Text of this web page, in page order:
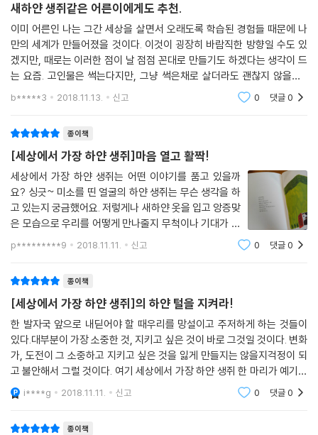
새하얀 생쥐같은 어른이에게도 추천.
이미 어른인 나는 그간 세상을 살면서 오래도록 학습된 경험들 때문에 나
만의 세계가 만들어졌을 것이다. 이것이 굉장히 바람직한 방향일 수도 있
겠지만, 때로는 이러한 점이 날 점점 꼰대로 만들기도 하겠다는 생각이 드
는 요즘. 고인물은 썩는다지만, 그냥 썩은채로 살더라도 괜찮지 않을까...
아주 썩지만 않는다면. 게다가 그 과정에서 내 새하얀 마음이 다치고 더럽
b*****3 2018.11.13. 신고 0 댓글0
종이책
[세상에서 가장 하얀 생쥐]마음 열고 활짝!
세상에서 가장 하얀 생쥐는 어떤 이야기를 품고 있을까
요? 싱긋~ 미소를 띤 얼굴의 하얀 생쥐는 무슨 생각을 하
고 있는지 궁금했어요. 저렇게나 새하얀 옷을 입고 앙증맞
은 모습으로 우리를 어떻게 만나줄지 무척이나 기대가 되
었답니다. 그림에서부터 작가의 위트가 느껴졌어요. 배경
을 그대로 활용해 전경인듯 배경인 듯 생쥐를 형태를 마음
p*********9 2018.11.11. 신고 0 댓글0
종이책
[세상에서 가장 하얀 생쥐]의 하얀 털을 지켜라!
한 발자국 앞으로 내딛어야 할 때우리를 망설이고 주저하게 하는 것들이
있다.대부분이 가장 소중한 것, 지키고 싶은 것이 바로 그것일 것이다. 변화
가, 도전이 그 소중하고 지키고 싶은 것을 잃게 만들지는 않을지걱정이 되
고 불안해서 그럴 것이다. 여기 세상에서 가장 하얀 생쥐 한 마리가 예기치
않게 변화와 도전을 만난다. 과연 생쥐가 지키고 싶은 것은 무엇인지, 어떤
여정을 거
i****g 2018.11.11. 신고 0 댓글0
종이책